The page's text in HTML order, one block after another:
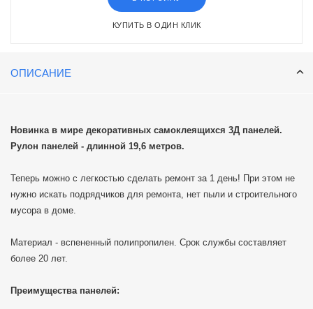
КУПИТЬ В ОДИН КЛИК
ОПИСАНИЕ
Новинка в мире декоративных самоклеящихся 3Д панелей.
Рулон панелей - длинной 19,6 метров.
Теперь можно с легкостью сделать ремонт за 1 день! При этом не
нужно искать подрядчиков для ремонта, нет пыли и строительного
мусора в доме.
Материал - вспененный полипропилен. Срок службы составляет
более 20 лет.
Преимущества панелей: